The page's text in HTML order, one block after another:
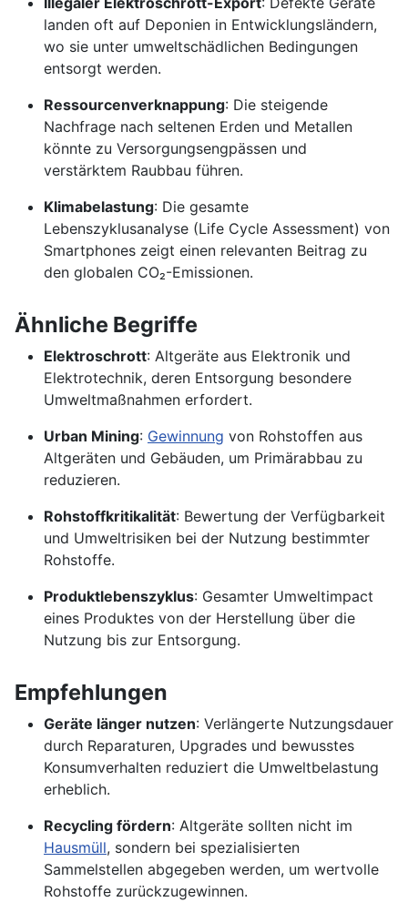
landen oft auf Deponien in Entwicklungsländern,
wo sie unter umweltschädlichen Bedingungen
entsorgt werden.
Ressourcenverknappung: Die steigende
Nachfrage nach seltenen Erden und Metallen
könnte zu Versorgungsengpässen und
verstärktem Raubbau führen.
Klimabelastung: Die gesamte
Lebenszyklusanalyse (Life Cycle Assessment) von
Smartphones zeigt einen relevanten Beitrag zu
den globalen CO₂-Emissionen.
Ähnliche Begriffe
Elektroschrott: Altgeräte aus Elektronik und
Elektrotechnik, deren Entsorgung besondere
Umweltmaßnahmen erfordert.
Urban Mining: Gewinnung von Rohstoffen aus
Altgeräten und Gebäuden, um Primärabbau zu
reduzieren.
Rohstoffkritikalität: Bewertung der Verfügbarkeit
und Umweltrisiken bei der Nutzung bestimmter
Rohstoffe.
Produktlebenszyklus: Gesamter Umweltimpact
eines Produktes von der Herstellung über die
Nutzung bis zur Entsorgung.
Empfehlungen
Geräte länger nutzen: Verlängerte Nutzungsdauer
durch Reparaturen, Upgrades und bewusstes
Konsumverhalten reduziert die Umweltbelastung
erheblich.
Recycling fördern: Altgeräte sollten nicht im
Hausmüll, sondern bei spezialisierten
Sammelstellen abgegeben werden, um wertvolle
Rohstoffe zurückzugewinnen.